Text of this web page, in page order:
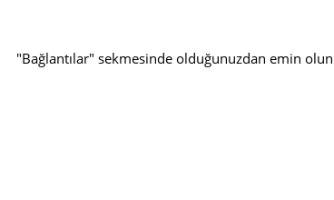
"Bağlantılar" sekmesinde olduğunuzdan emin